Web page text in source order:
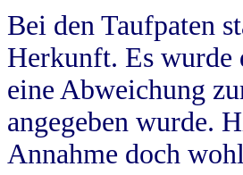
Bei den Taufpaten
Herkunft. Es wurde
eine Abweichung
angegeben wurde.
Annahme doch